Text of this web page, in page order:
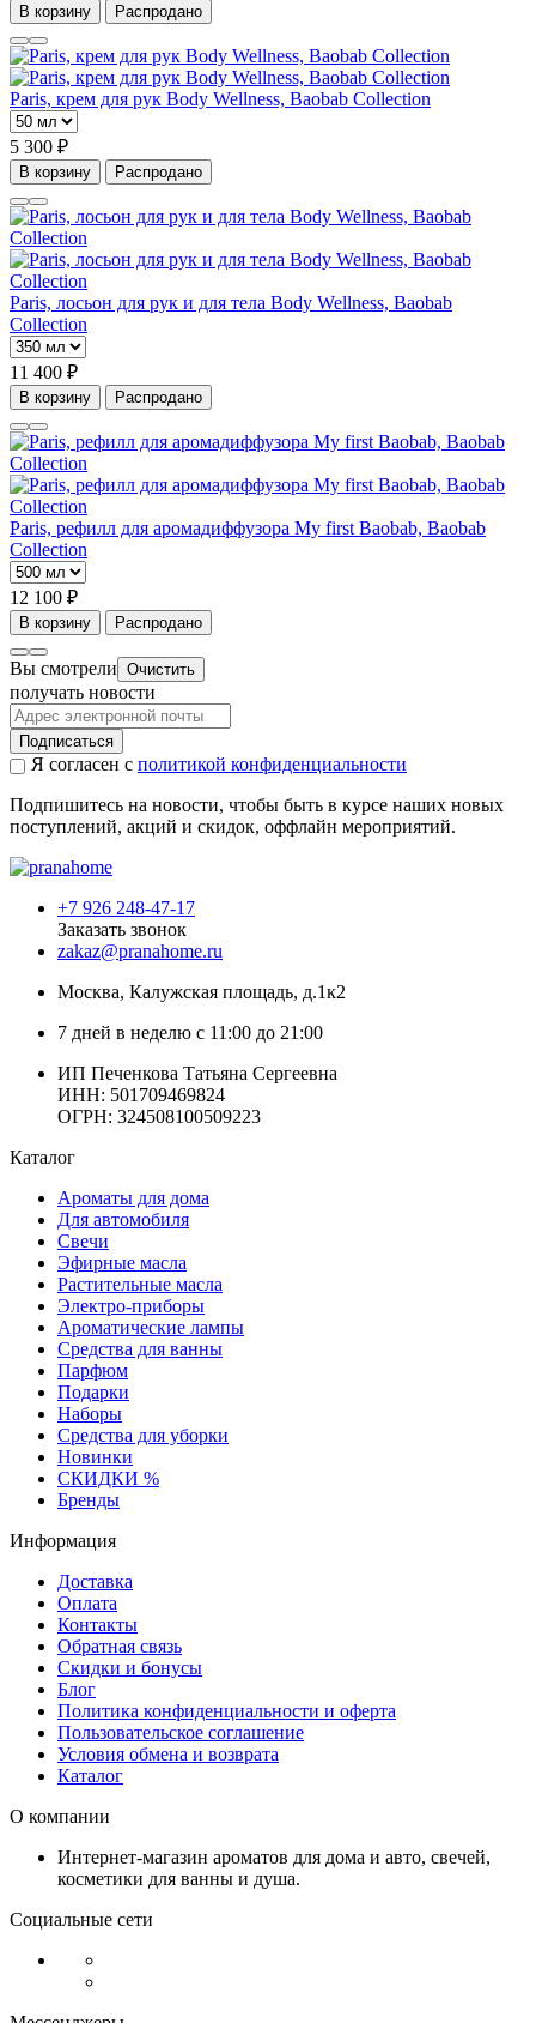
В корзину Распродано
Paris, крем для рук Body Wellness, Baobab Collection
5 300 ₽
В корзину Распродано
Paris, лосьон для рук и для тела Body Wellness, Baobab
Collection
11 400 ₽
В корзину Распродано
Paris, рефилл для аромадиффузора My first Baobab, Baobab
Collection
12 100 ₽
В корзину Распродано
Вы смотрели Очистить
получать новости
Подписаться
Я согласен с политикой конфиденциальности
Подпишитесь на новости, чтобы быть в курсе наших новых
поступлений, акций и скидок, оффлайн мероприятий.
+7 926 248-47-17
Заказать звонок
zakaz@pranahome.ru
Москва, Калужская площадь, д.1к2
7 дней в неделю с 11:00 до 21:00
ИП Печенкова Татьяна Сергеевна
ИНН: 501709469824
ОГРН: 324508100509223
Каталог
Ароматы для дома
Для автомобиля
Свечи
Эфирные масла
Растительные масла
Электро-приборы
Ароматические лампы
Средства для ванны
Парфюм
Подарки
Наборы
Средства для уборки
Новинки
СКИДКИ %
Бренды
Информация
Доставка
Оплата
Контакты
Обратная связь
Скидки и бонусы
Блог
Политика конфиденциальности и оферта
Пользовательское соглашение
Условия обмена и возврата
Каталог
О компании
Интернет-магазин ароматов для дома и авто, свечей,
косметики для ванны и душа.
Социальные сети